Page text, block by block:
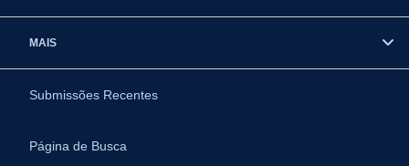
MAIS
Submissões Recentes
Página de Busca